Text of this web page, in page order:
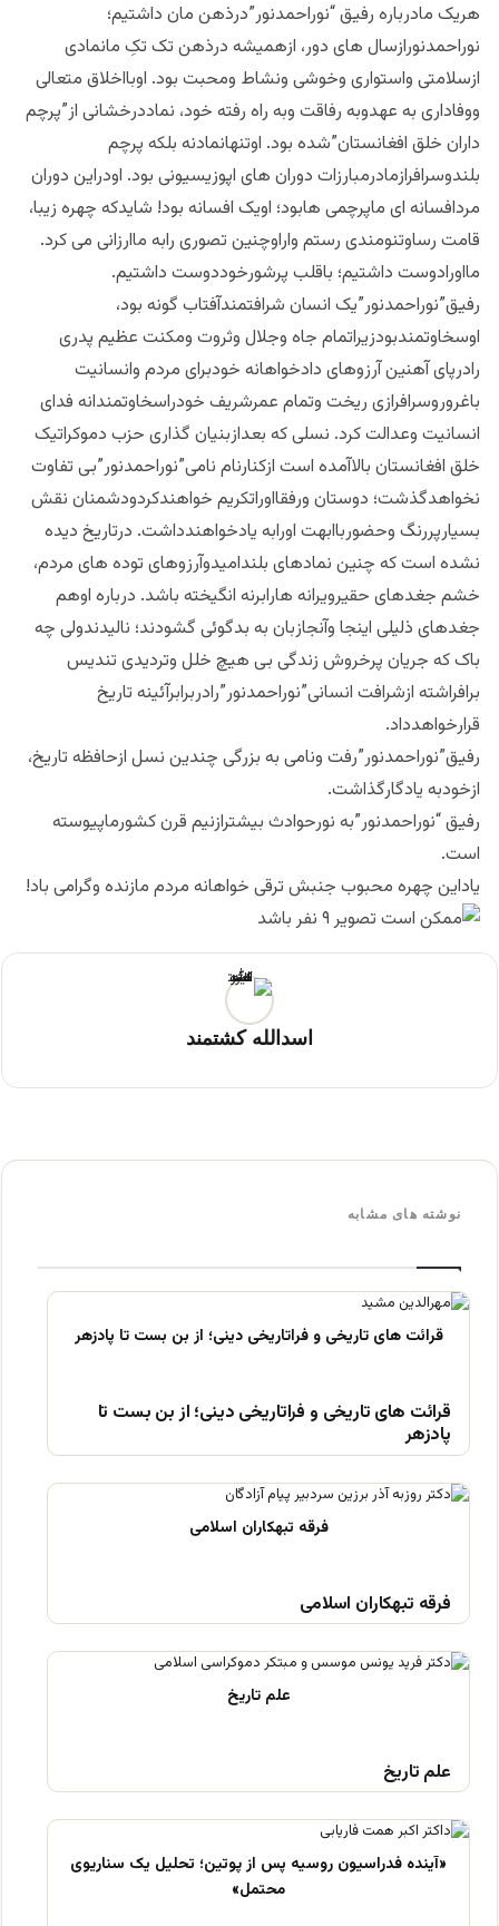
هریک مادرباره رفیق “نوراحمدنور”درذهن مان داشتیم؛
نوراحمدنورازسال های دور، ازهمیشه درذهن تک تکِ مانمادی
ازسلامتی واستواری وخوشی ونشاط ومحبت بود. اوبااخلاق متعالی
ووفاداری به عهدوبه رفاقت وبه راه رفته خود، نماددرخشانی از”پرچم
داران خلق افغانستان”شده بود. اوتنهانمادنه بلکه پرچم
بلندوسرافرازمادرمبارزات دوران های اپوزیسیونی بود. اودراین دوران
مردافسانه ای ماپرچمی هابود؛ اویک افسانه بود! شایدکه چهره زیبا،
قامت رساوتنومندی رستم واراوچنین تصوری رابه ماارزانی می کرد.
مااورادوست داشتیم؛ باقلب پرشورخوددوست داشتیم.
رفیق”نوراحمدنور”یک انسان شرافتمندآفتاب گونه بود،
اوسخاوتمندبودزیراتمام جاه وجلال وثروت ومکنت عظیم پدری
رادرپای آهنین آرزوهای دادخواهانه خودبرای مردم وانسانیت
باغروروسرافرازی ریخت وتمام عمرشریف خودراسخاوتمندانه فدای
انسانیت وعدالت کرد. نسلی که بعدازبنیان گذاری حزب دموکراتیک
خلق افغانستان بالاآمده است ازکنارنام نامی”نوراحمدنور”بی تفاوت
نخواهدگذشت؛ دوستان ورفقااوراتکریم خواهندکردودشمنان نقش
بسیارپررنگ وحضورباابهت اورابه یادخواهندداشت. درتاریخ دیده
نشده است که چنین نمادهای بلندامیدوآرزوهای توده های مردم،
خشم جغدهای حقیرویرانه هارابرنه انگیخته باشد. درباره اوهم
جغدهای ذلیلی اینجا وآنجازبان به بدگوئی گشودند؛ نالیدندولی چه
باک که جریان پرخروش زندگی بی هیچ خلل وتردیدی تندیس
برافراشته ازشرافت انسانی”نوراحمدنور”رادربرابرآئینه تاریخ
قرارخواهدداد.
رفیق”نوراحمدنور”رفت ونامی به بزرگی چندین نسل ازحافظه تاریخ،
ازخودبه یادگارگذاشت.
رفیق “نوراحمدنور”به نورحوادث بیشترازنیم قرن کشورماپیوسته
است.
یاداین چهره محبوب جنبش ترقی خواهانه مردم مازنده وگرامی باد!
اسدالله کشتمند
نوشته های مشابه
قرائت های تاریخی و فراتاریخی دینی؛ از بن بست تا
پادزهر
فرقه تبهکاران اسلامی
علم تاریخ